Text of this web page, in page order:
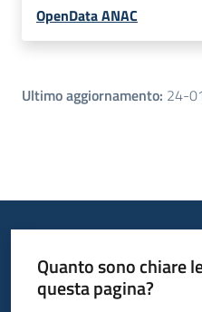
OpenData ANAC
Ultimo aggiornamento: 24-
Quanto sono chiare
questa pagina?